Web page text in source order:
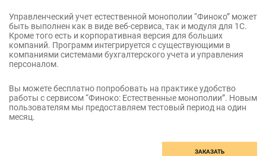
Управленческий учет естественной монополии “Финоко” может
быть выполнен как в виде веб-сервиса, так и модуля для 1С.
Кроме того есть и корпоративная версия для больших
компаний. Программ интегрируется с существующими в
компаниями системами бухгалтерского учета и управления
персоналом.
Вы можете бесплатно попробовать на практике удобство
работы с сервисом “Финоко: Естественные монополии”. Новым
пользователям мы предоставляем тестовый период на один
месяц.
ЗАКАЗАТЬ